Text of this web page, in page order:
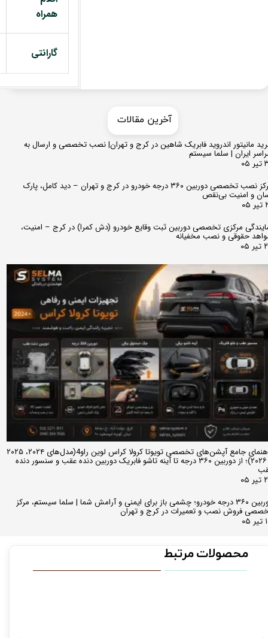
همراه
گارانتی
مانیتور اندروید فابریک شاهین در کرج و تهران| نصب تخصصی و ارسال به
ایران | سلما سیستم
مرکز نصب تخصصی دوربین ۳۶۰ درجه خودرو در کرج و تهران – دید کامل، پارک
و امنیت بی‌نقص
مرکزی تخصصی دوربین ثبت وقایع خودرو (دش کمرا) در کرج – امنیت،
حقوقی و نصب مخفیانه
راهنمای جامع آپشن‌های تخصصی تویوتا کرولا کراس لوین راو4(مدل‌های ۲۰۲۴، ۲۰۲۵
و ۲۰۲۶)؛ از دوربین ۳۶۰ درجه تا آینه تاشو فابریک دوربین دنده عقب و سنسور دنده
دوربین ۳۶۰ درجه خودرو؛ چشمی باز برای ایمنی و آرامش شما | سلما سیستم، مرکز
فروش نصب و تعمیرات در کرج و تهران
​​آخرین مقالات
محصولات مرتبط